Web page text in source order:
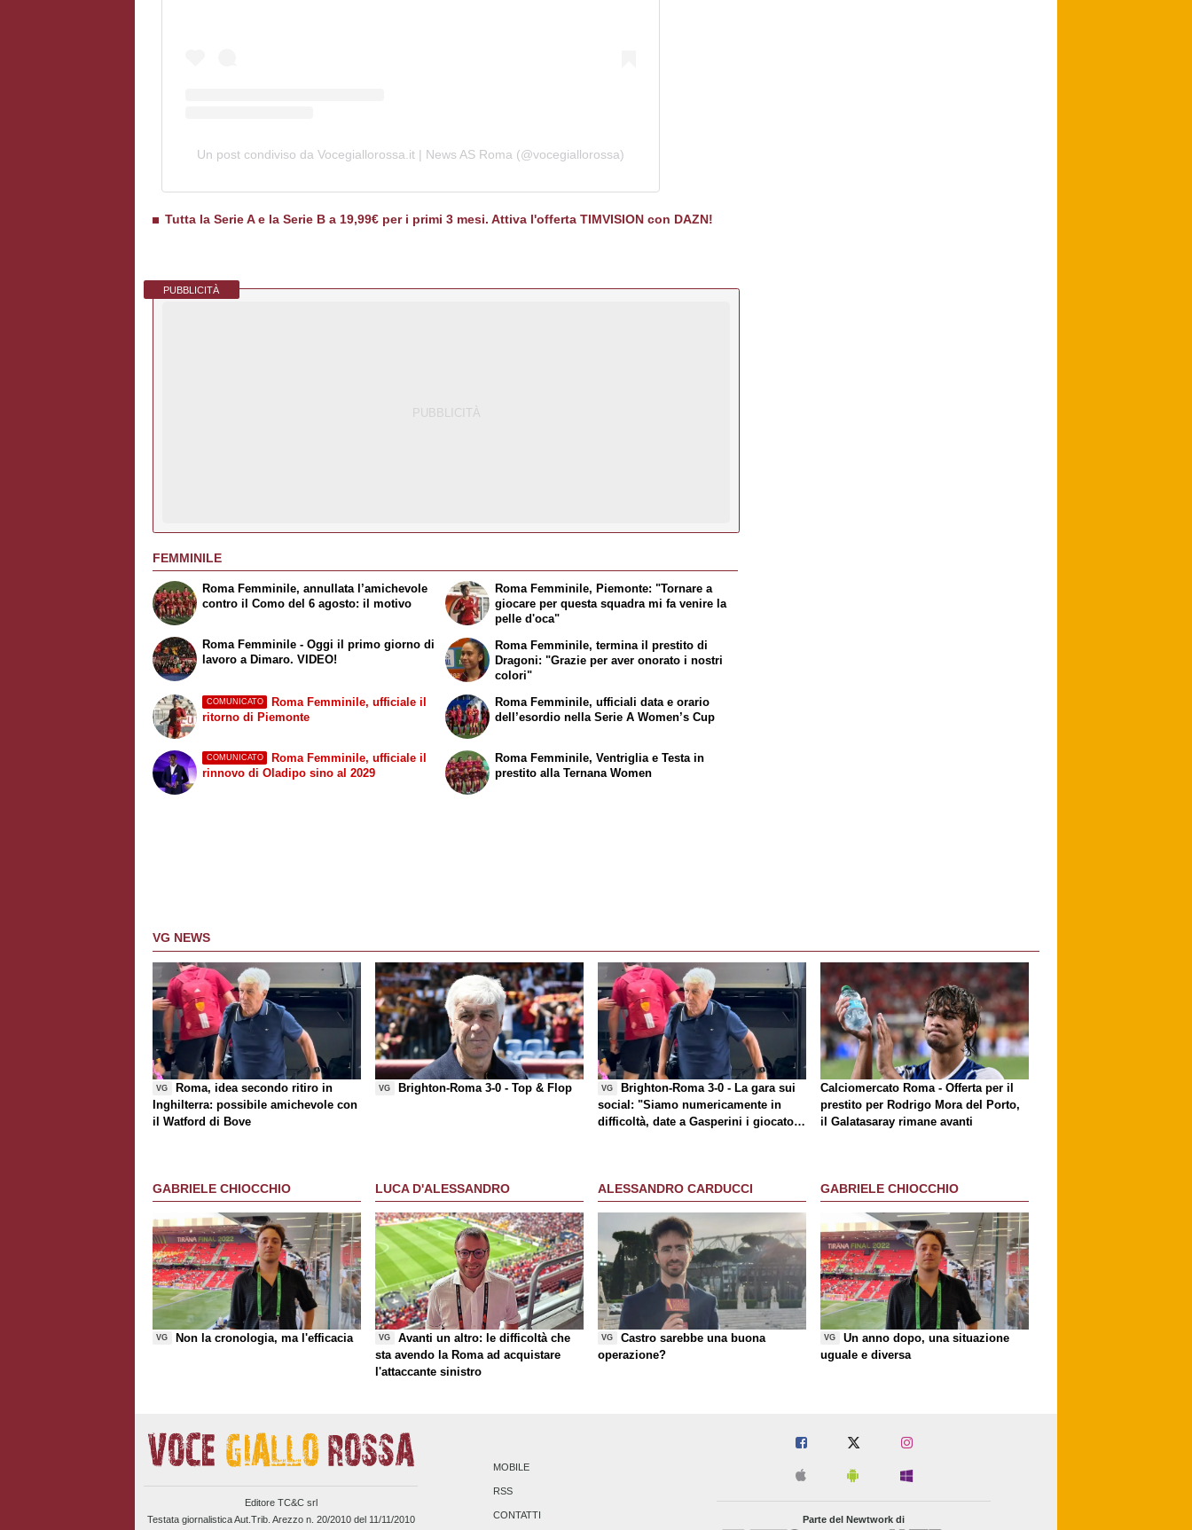
Un post condiviso da Vocegiallorossa.it | News AS Roma (@vocegiallorossa)
Tutta la Serie A e la Serie B a 19,99€ per i primi 3 mesi. Attiva l'offerta TIMVISION con DAZN!
PUBBLICITÀ
FEMMINILE
Roma Femminile, annullata l’amichevole
contro il Como del 6 agosto: il motivo
Roma Femminile - Oggi il primo giorno di
lavoro a Dimaro. VIDEO!
Roma Femminile, Piemonte: "Tornare a
giocare per questa squadra mi fa venire la
pelle d'oca"
Roma Femminile, termina il prestito di
Dragoni: "Grazie per aver onorato i nostri
colori"
COMUNICATO
Roma Femminile, ufficiale il
ritorno di Piemonte
COMUNICATO
Roma Femminile, ufficiale il
rinnovo di Oladipo sino al 2029
Roma Femminile, ufficiali data e orario
dell’esordio nella Serie A Women’s Cup
Roma Femminile, Ventriglia e Testa in
prestito alla Ternana Women
VG NEWS
VG
Roma, idea secondo ritiro in
Inghilterra: possibile amichevole con
il Watford di Bove
VG Brighton-Roma 3-0 -Top & Flop VG
Brighton-Roma 3-0 - La gara sui
social : "Siamo numericamente in
difficoltà, date a Gasperini i giocatori
Calciomercato Roma - Offerta per il
prestito per Rodrigo Mora del Porto,
il Galatasaray rimane avanti
GABRIELE CHIOCCHIO
VG Non la cronologia, ma l'efficacia
LUCA D'ALESSANDRO
VG
Avanti un altro: le difficoltà che
sta avendo la Roma ad acquistare
l'attaccante sinistro
ALESSANDRO CARDUCCI
VG
Castro sarebbe una buona
operazione?
GABRIELE CHIOCCHIO
VG
Un anno dopo, una situazione
uguale e diversa
Editore TC&C srl
Testata giornalistica Aut.Trib. Arezzo n. 20/2010 del 11/11/2010
MOBILE
RSS
CONTATTI Parte del Newtwork di